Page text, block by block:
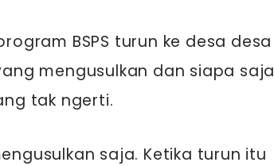
BSPS turun ke desa desa
mengusulkan dan siapa saja
tak ngerti.
saja. Ketika turun itu